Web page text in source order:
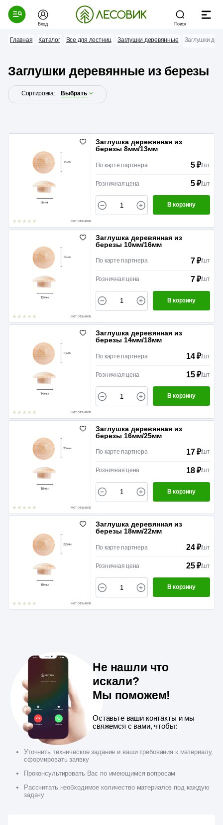
Вход Поиск
Главная Каталог Все для лестниц Заглушки деревянные Заглушки
Заглушки деревянные из березы
Сортировка: Выбрать
Нет отзывов
Заглушка деревянная из
березы 8мм/13мм
По карте партнера 5 ₽/шт
Розничная цена 5 ₽/шт
В корзину
Нет отзывов
Заглушка деревянная из
березы 10мм/16мм
По карте партнера 7 ₽/шт
Розничная цена 7 ₽/шт
В корзину
Нет отзывов
Заглушка деревянная из
березы 14мм/18мм
По карте партнера 14 ₽/шт
Розничная цена 15 ₽/шт
В корзину
Нет отзывов
Заглушка деревянная из
березы 16мм/25мм
По карте партнера 17 ₽/шт
Розничная цена 18 ₽/шт
В корзину
Нет отзывов
Заглушка деревянная из
березы 18мм/22мм
По карте партнера 24 ₽/шт
Розничная цена 25 ₽/шт
В корзину
Не нашли что
искали?
Мы поможем!
Оставьте ваши контакты и мы
свяжемся с вами, чтобы:
Уточнить техническое задание и ваши требования к материалу,
сформировать заявку
Проконсультировать Вас по имеющимся вопросам
Рассчитать необходимое количество материалов под каждую
задачу